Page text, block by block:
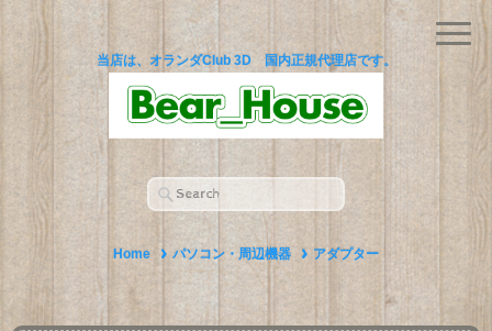
当店は、オランダClub 3D 国内正規代理店です。
Home パソコン・周辺機器 アダプター